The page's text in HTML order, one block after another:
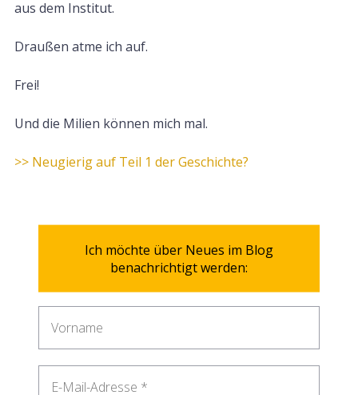
aus dem Institut.
Draußen atme ich auf.
Frei!
Und die Milien können mich mal.
>> Neugierig auf Teil 1 der Geschichte?
Ich möchte über Neues im Blog
benachrichtigt werden: